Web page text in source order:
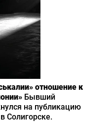
отношение к
Бывший
на публикацию
Солигорске.